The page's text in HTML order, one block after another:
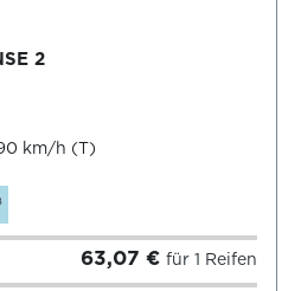
2
km/h (T)
63,07 € für 1 Reifen